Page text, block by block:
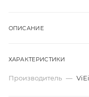
ОПИСАНИЕ
ХАРАКТЕРИСТИКИ
Производитель —